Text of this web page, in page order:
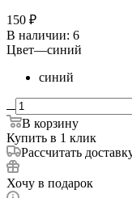
150 ₽
В наличии: 6
Цвет—синий
синий
В корзину
Купить в 1 клик
Рассчитать
Хочу в подарок